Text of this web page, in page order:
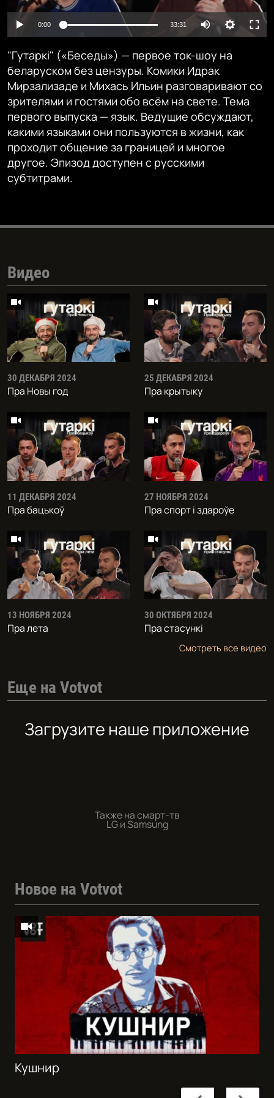
Auto 360p 480p
720p 1080p
0:00 33:31
360p
480p
720p
1080p
"Гутаркі" («Беседы») — первое ток-шоу на
беларуском без цензуры. Комики Идрак
Мирзализаде и Михась Ильин разговаривают со
зрителями и гостями обо всём на свете. Тема
первого выпуска — язык. Ведущие обсуждают,
какими языками они пользуются в жизни, как
проходит общение за границей и многое
другое. Эпизод доступен с русскими
субтитрами.
Видео
30 ДЕКАБРЯ 2024
Пра Новы год
25 ДЕКАБРЯ 2024
Пра крытыку
11 ДЕКАБРЯ 2024
Пра бацькоў
27 НОЯБРЯ 2024
Пра спорт і здароўе
13 НОЯБРЯ 2024
Пра лета
30 ОКТЯБРЯ 2024
Пра стасункi
Смотреть все видео
Еще на Votvot
Загрузите наше приложение
Также на смарт-тв
LG и Samsung
Новое на Votvot
Previous Next
Кушнир